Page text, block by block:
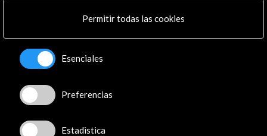
Anuario AC/E de cultura digital 2018
Permitir todas las cookies
Esenciales
Preferencias
Estadistica